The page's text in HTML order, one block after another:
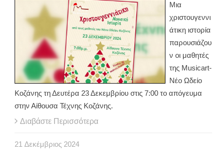
Μια
χριστουγεννι
άτικη ιστορία
παρουσιάζου
ν οι μαθητές
της Μusicart-
Νέο Ωδείο
Κοζάνης τη Δευτέρα 23 Δεκεμβρίου στις 7:00 το απόγευμα
στην Αίθουσα Τέχνης Κοζάνης.
Διαβάστε Περισσότερα
21 Δεκέμβριος 2024